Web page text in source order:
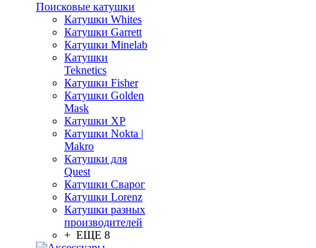
Поисковые катушки
Катушки Whites
Катушки Garrett
Катушки Minelab
Катушки
Teknetics
Катушки Fisher
Катушки Golden
Mask
Катушки XP
Катушки Nokta |
Makro
Катушки для
Quest
Катушки Сварог
Катушки Lorenz
Катушки разных
производителей
+ ЕЩЕ 8